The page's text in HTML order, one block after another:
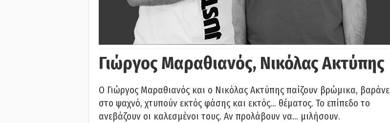
Γιώργος Μαραθιανός, Νικόλας Ακτύπης
Ο Γιώργος Μαραθιανός και ο Νικόλας Ακτύπης παίζουν βρώμικα, βαράνε
στο ψαχνό, χτυπούν εκτός φάσης και εκτός… θέματος. Το επίπεδο το
ανεβάζουν οι καλεσμένοι τους. Αν προλάβουν να… μιλήσουν.